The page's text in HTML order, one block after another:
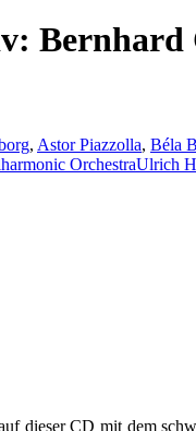
Bernhard
, Astor Piazzolla, Béla
OrchestraUlrich
dieser CD mit dem